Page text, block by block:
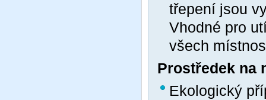
třepení jsou
Vhodné pro
všech
Prostředek na
Ekologický